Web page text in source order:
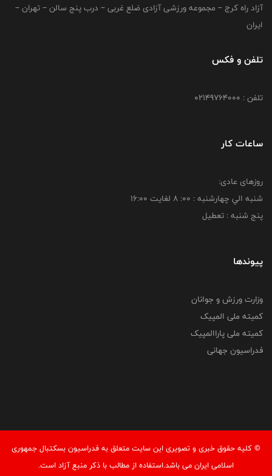
آزاد راه کرج – مجموعه ورزشی آزادی ضلع غربی – درب پنج سالن – تهران –
ایران
تلفن و فکس
تلفن : 02149764000
ساعات کار
روزهای عادی:
شنبه الي چهارشنبه : 00: 8 لغايت 16:00
پنج شنبه : تعطیل
پیوندها
وزارت ورزش و جوانان
کمیته ملی المپیک
کمیته ملی پاراالمپیک
فدراسیون جهانی
© کليه حقوق خبری و تصويری اين سايت متعلق به فدراسیون بسکتبال جمهوری
اسلامی ایران می باشد.استفاده از مطالب با ذكر منبع آزاد است.